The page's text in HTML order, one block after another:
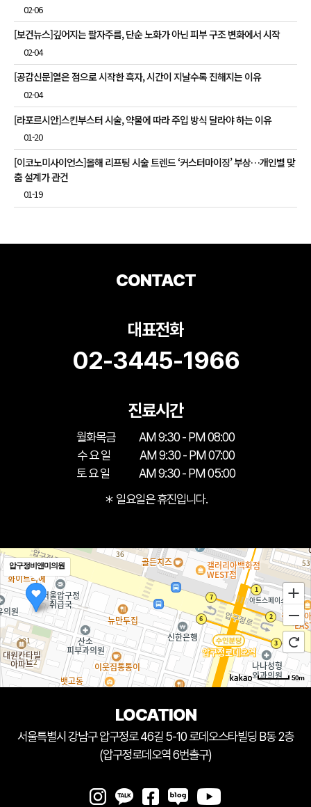
02-06
[보건뉴스]깊어지는 팔자주름, 단순 노화가 아닌 피부 구조 변화에서 시작
02-04
[공감신문]옅은 점으로 시작한 흑자, 시간이 지날수록 진해지는 이유
02-04
[라포르시안]스킨부스터 시술, 약물에 따라 주입 방식 달라야 하는 이유
01-20
[이코노미사이언스]올해 리프팅 시술 트렌드 ‘커스터마이징’ 부상…개인별 맞
춤 설계가 관건
01-19
CONTACT
대표전화
02-3445-1966
진료시간
월화목금
AM 9:30 - PM 08:00
수 요 일
AM 9:30 - PM 07:00
토 요 일
AM 9:30 - PM 05:00
＊ 일요일은 휴진입니다.
LOCATION
압구정비앤미의원
50m
서울특별시 강남구 압구정로 46길 5-10 로데오스타빌딩 B동 2층
(압구정로데오역 6번출구)